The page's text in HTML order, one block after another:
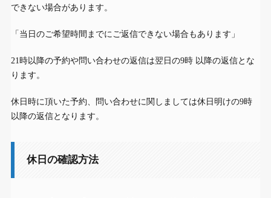
できない場合があります。
「当日のご希望時間までにご返信できない場合もあります」
21時以降の予約や問い合わせの返信は翌日の9時 以降の返信とな
ります。
休日時に頂いた予約、問い合わせに関しましては休日明けの9時
以降の返信となります。
休日の確認方法